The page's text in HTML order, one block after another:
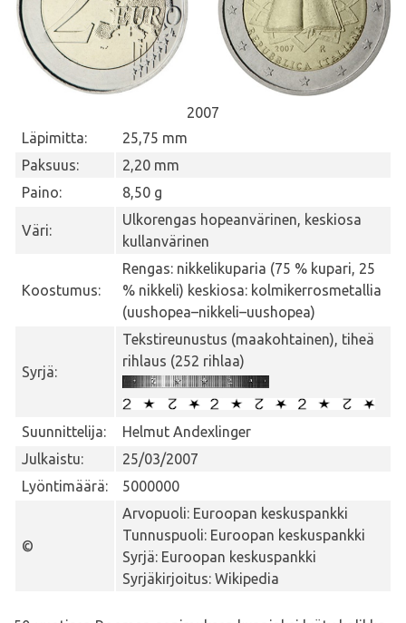
2007
Läpimitta:
25,75 mm
Paksuus:
2,20 mm
Paino:
8,50 g
Väri:
Ulkorengas hopeanvärinen, keskiosa
kullanvärinen
Koostumus:
Rengas: nikkelikuparia (75 % kupari, 25
% nikkeli) keskiosa: kolmikerrosmetallia
(uushopea–nikkeli–uushopea)
Syrjä:
Tekstireunustus (maakohtainen), tiheä
rihlaus (252 rihlaa)
Suunnittelija:
Helmut Andexlinger
Julkaistu:
25/03/2007
Lyöntimäärä:
5000000
©
Arvopuoli: Euroopan keskuspankki
Tunnuspuoli: Euroopan keskuspankki
Syrjä: Euroopan keskuspankki
Syrjäkirjoitus: Wikipedia